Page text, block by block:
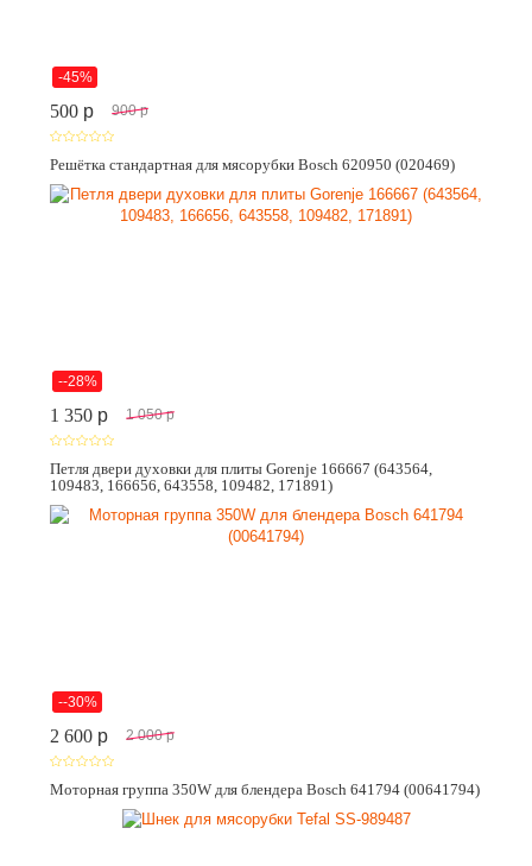
-45%
500 p 900 p
Решётка стандартная для мясорубки Bosch 620950 (020469)
--28%
1 350 p 1 050 p
Петля двери духовки для плиты Gorenje 166667 (643564,
109483, 166656, 643558, 109482, 171891)
--30%
2 600 p 2 000 p
Моторная группа 350W для блендера Bosch 641794 (00641794)